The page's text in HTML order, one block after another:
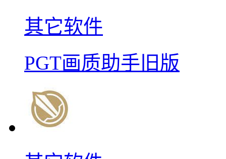
其它软件
PGT画质助手旧版